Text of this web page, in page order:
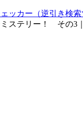
ッカー（逆引き検索
ステリー！ その3